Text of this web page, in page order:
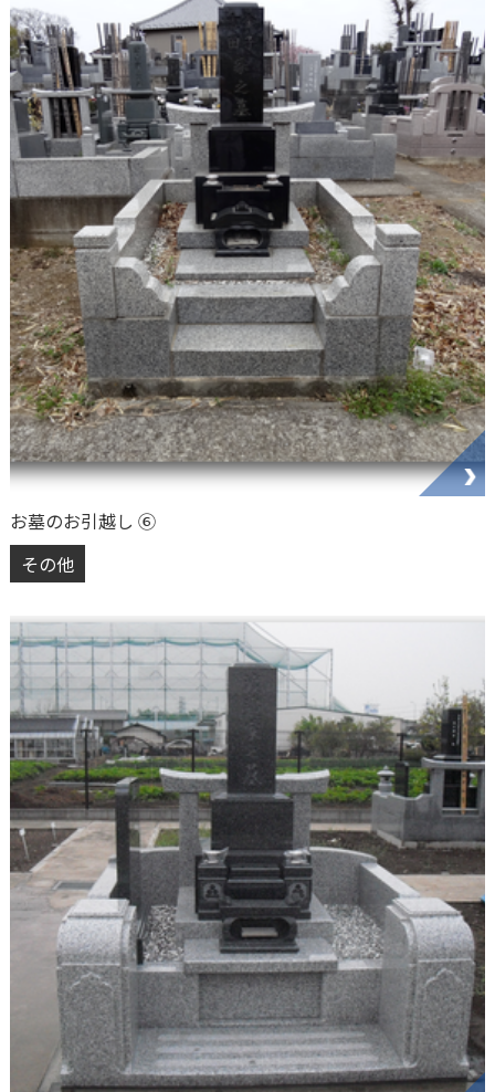
お墓のお引越し ⑥
その他